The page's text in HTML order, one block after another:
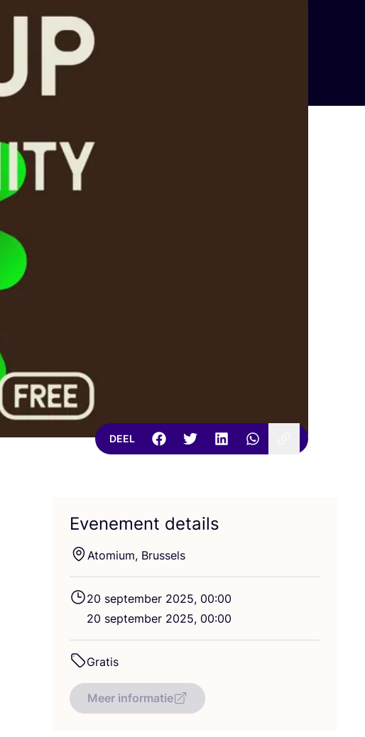
DEEL
Evenement details
Ato­mi­um, Brussels
20 sep­tem­ber 2025, 00:00
20 sep­tem­ber 2025, 00:00
Gra­tis
Meer informatie